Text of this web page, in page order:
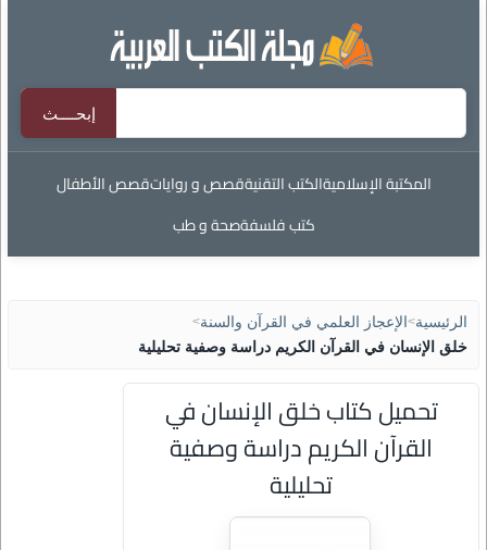
المكتبة الإسلاميةالكتب التقنيةقصص و رواياتقصص الأطفال
كتب فلسفةصحة و طب
الرئيسية> الإعجاز العلمي في القرآن والسنة>
خلق الإنسان في القرآن الكريم دراسة وصفية تحليلية
تحميل كتاب خلق الإنسان في
القرآن الكريم دراسة وصفية
تحليلية